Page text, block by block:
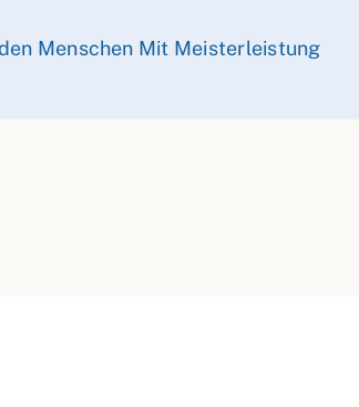
Menschen Mit Meisterleistung